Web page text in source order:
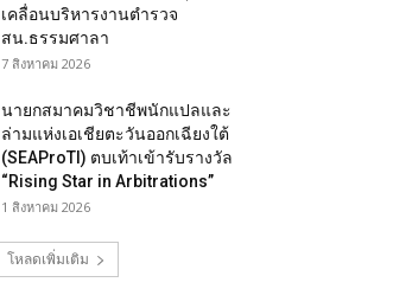
เคลื่อนบริหารงานตำรวจ
สน.ธรรมศาลา
7 สิงหาคม 2026
นายกสมาคมวิชาชีพนักแปลและ
ล่ามแห่งเอเชียตะวันออกเฉียงใต้
(SEAProTI) ตบเท้าเข้ารับรางวัล
“Rising Star in Arbitrations”
1 สิงหาคม 2026
โหลดเพิ่มเติม